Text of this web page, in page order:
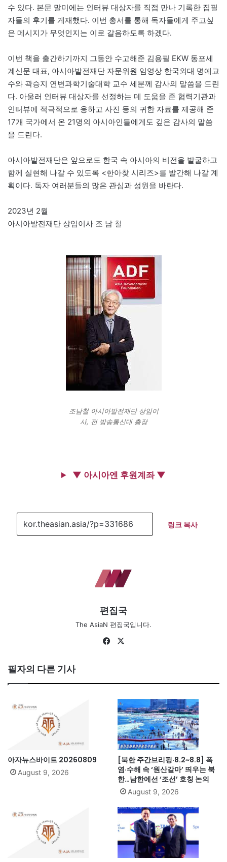
수 있다. 본문 말미에는 인터뷰 대상자를 직접 만나 기록한 집필
자들의 후기를 게재했다. 이번 총서를 통해 독자들에게 주고싶
은 메시지가 무엇인지는 이로 갈음하도록 하겠다.
이번 책을 출간하기까지 그동안 수고해준 김용필 EKW 동포세
계신문 대표, 아시아발전재단 자문위원 임영상 한국외대 명예교
수와 곽승지 연변과학기술대학 교수 세분께 감사의 말씀을 드린
다. 아울러 인터뷰 대상자를 선정하는 데 도움을 준 협력기관과
인터뷰에 적극적으로 응하고 사진 등의 귀한 자료를 제공해 준
17개 국가에서 온 21명의 아시아인들에게도 깊은 감사의 말씀
을 드린다.
아시아발전재단은 앞으로도 한국 속 아시아의 비전을 발굴하고
함께 실현해 나갈 수 있도록 <한아찾 시리즈>를 발간해 나갈 계
획이다. 독자 여러분들의 많은 관심과 성원을 바란다.
2023년 2월
아시아발전재단 상임이사 조 남 철
조남철 아시아발전재단 상임이
사, 전 방송통신대 총장
▼ 아시아엔 후원계좌 ▼
링크 복사
편집국
The AsiaN 편집국입니다.
Fa
필자의 다른 기사
아자뉴스바이트 20260809
August 9, 2026
[북한 주간브리핑·8.2~8.8] 폭
염·수해 속 ‘원산갈마’ 띄우는 북
한…남한에선 ‘조선’ 호칭 논의
August 9, 2026